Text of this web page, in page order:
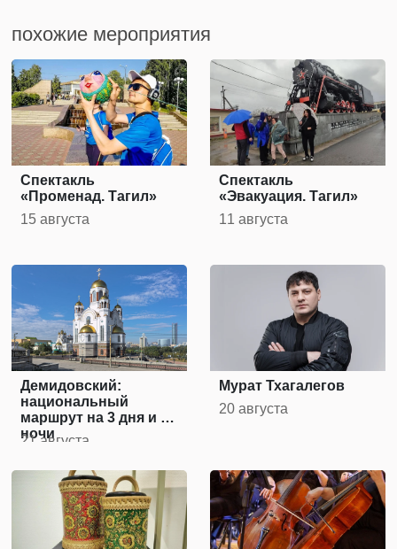
похожие мероприятия
Спектакль
«Променад. Тагил»
15 августа
Спектакль
«Эвакуация. Тагил»
11 августа
Демидовский:
национальный
маршрут на 3 дня и 2
ночи
21 августа
Мурат Тхагалегов
20 августа